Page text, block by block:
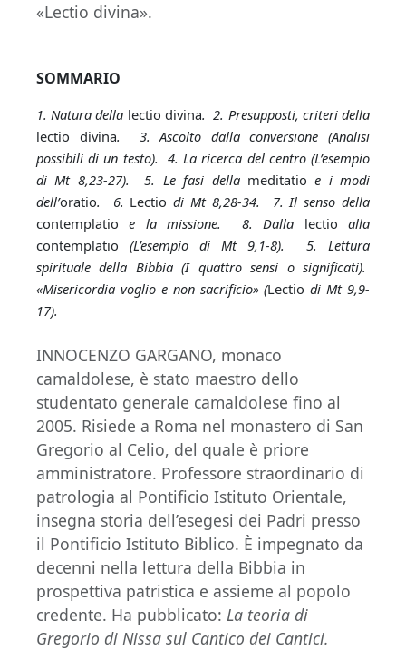
«Lectio divina».
SOMMARIO
1. Natura della lectio divina. 2. Presupposti, criteri della
lectio divina. 3. Ascolto dalla conversione (Analisi
possibili di un testo). 4. La ricerca del centro (L’esempio
di Mt 8,23-27). 5. Le fasi della meditatio e i modi
dell’oratio. 6. Lectio di Mt 8,28-34. 7. Il senso della
contemplatio e la missione. 8. Dalla lectio alla
contemplatio (L’esempio di Mt 9,1-8). 5. Lettura
spirituale della Bibbia (I quattro sensi o significati).
«Misericordia voglio e non sacrificio» (Lectio di Mt 9,9-
17).
INNOCENZO GARGANO, monaco
camaldolese, è stato maestro dello
studentato generale camaldolese fino al
2005. Risiede a Roma nel monastero di San
Gregorio al Celio, del quale è priore
amministratore. Professore straordinario di
patrologia al Pontificio Istituto Orientale,
insegna storia dell’esegesi dei Padri presso
il Pontificio Istituto Biblico. È impegnato da
decenni nella lettura della Bibbia in
prospettiva patristica e assieme al popolo
credente. Ha pubblicato: La teoria di
Gregorio di Nissa sul Cantico dei Cantici.